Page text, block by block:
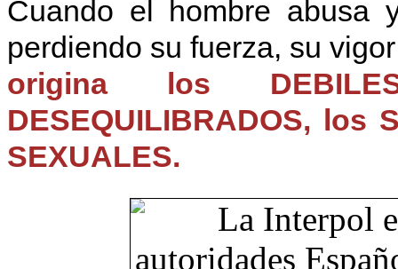
Cuando el hombre abusa
perdiendo su fuerza, su
origina los
DESEQUILIBRADOS, los
SEXUALES.